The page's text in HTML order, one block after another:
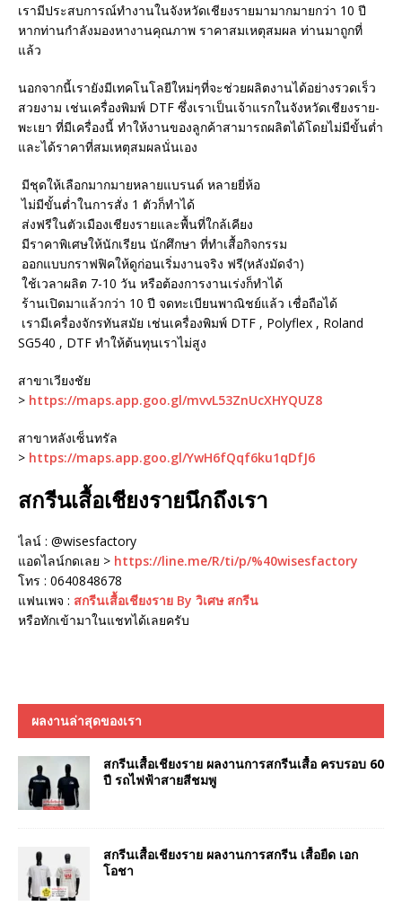
เรามีประสบการณ์ทำงานในจังหวัดเชียงรายมามากมายกว่า 10 ปี
หากท่านกำลังมองหางานคุณภาพ ราคาสมเหตุสมผล ท่านมาถูกที่
แล้ว
นอกจากนี้เรายังมีเทคโนโลยีใหม่ๆที่จะช่วยผลิตงานได้อย่างรวดเร็ว
สวยงาม เช่นเครื่องพิมพ์ DTF ซึ่งเราเป็นเจ้าแรกในจังหวัดเชียงราย-
พะเยา ที่มีเครื่องนี้ ทำให้งานของลูกค้าสามารถผลิตได้โดยไม่มีขั้นต่ำ
และได้ราคาที่สมเหตุสมผลนั่นเอง
มีชุดให้เลือกมากมายหลายแบรนด์ หลายยี่ห้อ
ไม่มีขั้นต่ำในการสั่ง 1 ตัวก็ทำได้
ส่งฟรีในตัวเมืองเชียงรายและพื้นที่ใกล้เคียง
มีราคาพิเศษให้นักเรียน นักศึกษา ที่ทำเสื้อกิจกรรม
ออกแบบกราฟฟิคให้ดูก่อนเริ่มงานจริง ฟรี(หลังมัดจำ)
ใช้เวลาผลิต 7-10 วัน หรือต้องการงานเร่งก็ทำได้
ร้านเปิดมาแล้วกว่า 10 ปี จดทะเบียนพาณิชย์แล้ว เชื่อถือได้
เรามีเครื่องจักรทันสมัย เช่นเครื่องพิมพ์ DTF , Polyflex , Roland
SG540 , DTF ทำให้ต้นทุนเราไม่สูง
สาขาเวียงชัย
> https://maps.app.goo.gl/mvvL53ZnUcXHYQUZ8
สาขาหลังเซ็นทรัล
> https://maps.app.goo.gl/YwH6fQqf6ku1qDfJ6
สกรีนเสื้อเชียงรายนึกถึงเรา
ไลน์ : @wisesfactory
แอดไลน์กดเลย > https://line.me/R/ti/p/%40wisesfactory
โทร : 0640848678
แฟนเพจ : สกรีนเสื้อเชียงราย By วิเศษ สกรีน
หรือทักเข้ามาในแชทได้เลยครับ
ผลงานล่าสุดของเรา
สกรีนเสื้อเชียงราย ผลงานการสกรีนเสื้อ ครบรอบ 60
ปี รถไฟฟ้าสายสีชมพู
สกรีนเสื้อเชียงราย ผลงานการสกรีน เสื้อยืด เอก
โอชา